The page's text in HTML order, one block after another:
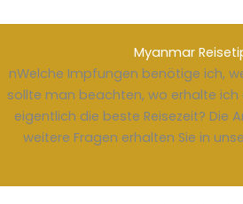
Myanmar
nWelche Impfungen benötige ich,
sollte man beachten, wo erhalte ich
eigentlich die beste Reisezeit? Die
weitere Fragen erhalten Sie in